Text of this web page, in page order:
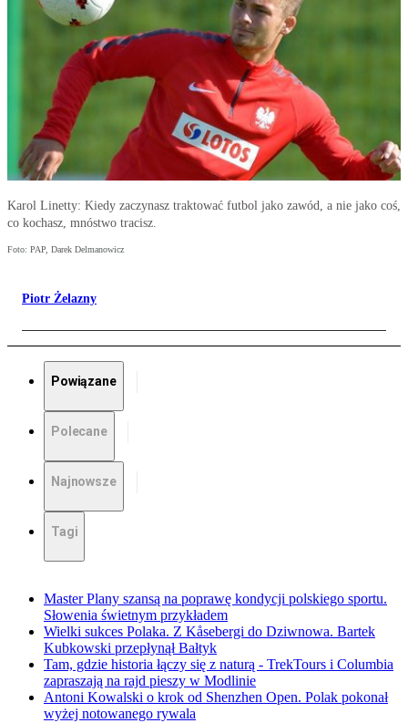
Karol Linetty: Kiedy zaczynasz traktować futbol jako zawód, a nie jako coś,
co kochasz, mnóstwo tracisz.
Foto: PAP, Darek Delmanowicz
Piotr Żelazny
Powiązane
Polecane
Najnowsze
Tagi
Master Plany szansą na poprawę kondycji polskiego sportu.
Słowenia świetnym przykładem
Wielki sukces Polaka. Z Kåsebergi do Dziwnowa. Bartek
Kubkowski przepłynął Bałtyk
Tam, gdzie historia łączy się z naturą - TrekTours i Columbia
zapraszają na rajd pieszy w Modlinie
Antoni Kowalski o krok od Shenzhen Open. Polak pokonał
wyżej notowanego rywala